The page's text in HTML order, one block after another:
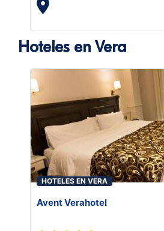
Hoteles en Vera
HOTELES EN VERA
Avent Verahotel